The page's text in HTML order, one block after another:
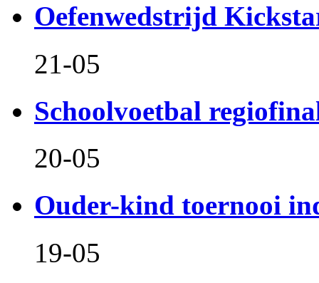
Oefenwedstrijd
21-05
Schoolvoetbal
20-05
Ouder-kind toernooi
19-05